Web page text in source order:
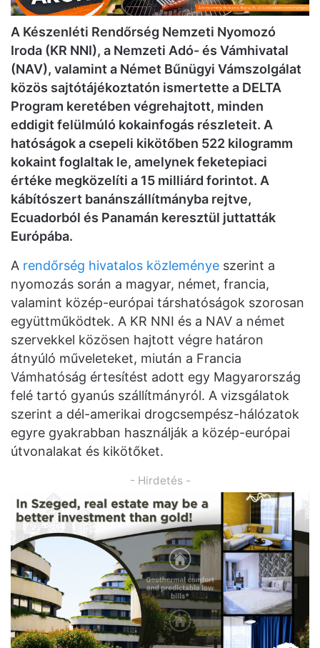
A Készenléti Rendőrség Nemzeti Nyomozó
Iroda (KR NNI), a Nemzeti Adó- és Vámhivatal
(NAV), valamint a Német Bűnügyi Vámszolgálat
közös sajtótájékoztatón ismertette a DELTA
Program keretében végrehajtott, minden
eddigit felülmúló kokainfogás részleteit. A
hatóságok a csepeli kikötőben 522 kilogramm
kokaint foglaltak le, amelynek feketepiaci
értéke megközelíti a 15 milliárd forintot. A
kábítószert banánszállítmányba rejtve,
Ecuadorból és Panamán keresztül juttatták
Európába.
A rendőrség hivatalos közleménye szerint a
nyomozás során a magyar, német, francia,
valamint közép-európai társhatóságok szorosan
együttműködtek. A KR NNI és a NAV a német
szervekkel közösen hajtott végre határon
átnyúló műveleteket, miután a Francia
Vámhatóság értesítést adott egy Magyarország
felé tartó gyanús szállítmányról. A vizsgálatok
szerint a dél-amerikai drogcsempész-hálózatok
egyre gyakrabban használják a közép-európai
útvonalakat és kikötőket.
- Hirdetés -